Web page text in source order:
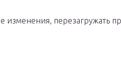
изменения, перезагружать